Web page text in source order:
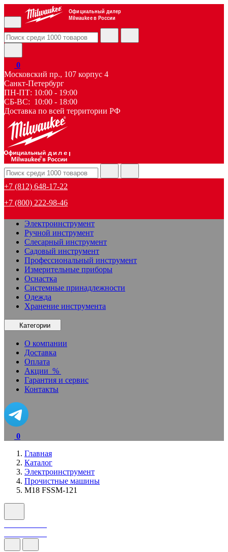
Официальный дилер
Milwaukee в России
0
Московский пр., 107 корпус 4
Санкт-Петербург
ПН-ПТ: 10:00 - 19:00
СБ-ВС: 10:00 - 18:00
Доставка по всей территории РФ
дилер
+7 (812) 648-17-22
+7 (800) 222-98-46
Электроинструмент
Ручной инструмент
Слесарный инструмент
Садовый инструмент
Профессиональный инструмент
Измерительные приборы
Оснастка
Системные принадлежности
Одежда
Хранение инструмента
Категории
О компании
Доставка
Оплата
Акции %
Гарантия и сервис
Контакты
0
Главная
Каталог
Электроинструмент
Прочистные машины
M18 FSSM-121